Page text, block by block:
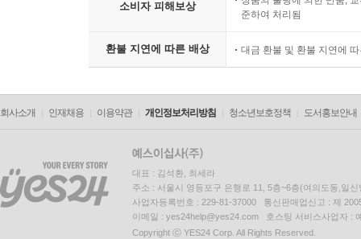
소비자 피해보상
준하여 처리됨
환불 지연에 따른 배상 대금 환불 및 환불 지연에
회사소개 인재채용 이용약관 개인정보처리방침 청소년보호정책 도서홍보안내
대표 : 김석환, 최세라
주소 : 서울시 영등포구 은행로 11, 5층~6층(여의도동,일신
사업자등록번호 : 229-81-37000 통신판매업신고 : 제
이메일 : yes24help@yes24.com 호스팅 서비스사업자 :
Copyright ⓒ YES24 Corp. All Rights Reserved.